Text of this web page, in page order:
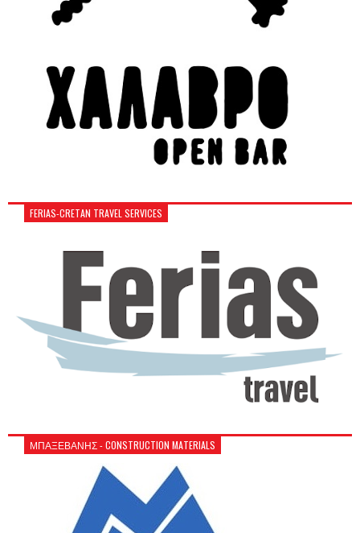
FERIAS-CRETAN TRAVEL SERVICES
ΜΠΑΞΕΒΑΝΗΣ - CONSTRUCTION MATERIALS